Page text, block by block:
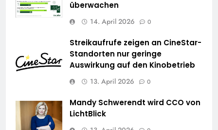
überwachen
14. April 2026 0
Streikaufrufe zeigen an CineStar-
Standorten nur geringe
Auswirkung auf den Kinobetrieb
13. April 2026 0
Mandy Schwerendt wird CCO von
LichtBlick